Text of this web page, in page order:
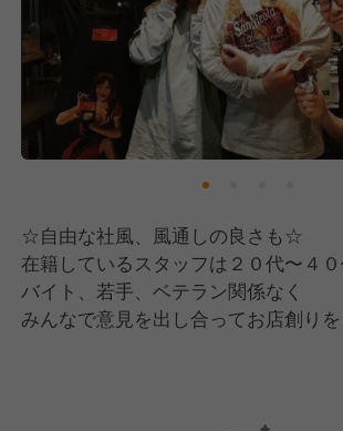
大好きな飲食業界で料理を追求する職
そんな人でも成功できるようなモデル
いきたい。
そんな想いが詰まった会社です。
「飲食業界は天職」と語る古賀社長
この業界に足を踏み入れたのは熊本大
理居酒屋のアルバイト。
社長や同業の経営者と話をするうちに
了され、
日本のイタリアンレストランや本国イ
的な修業を経て、
2012年2月、ダルマプロダクション1
☆自由な社風、風通しの良さも☆
在籍しているスタッフは２０代〜４
バイト、若手、ベテラン関係なく
みんなで意見を出し合ってお店創り
今後も５年、１０年とスタッフが働